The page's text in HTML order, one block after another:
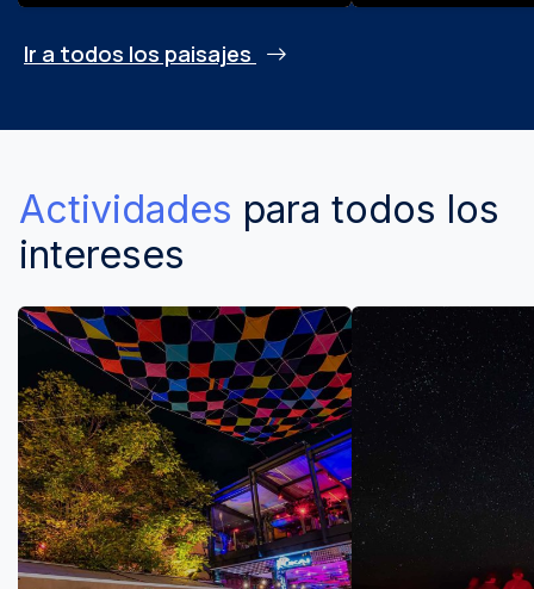
Ir a todos los paisajes
Actividades para todos los
intereses